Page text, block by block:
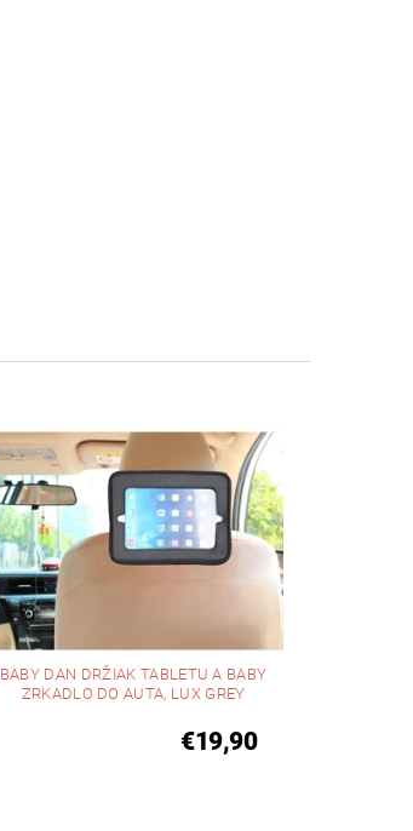
BABY DAN DRŽIAK TABLETU A BABY
ZRKADLO DO AUTA, LUX GREY
€19,90